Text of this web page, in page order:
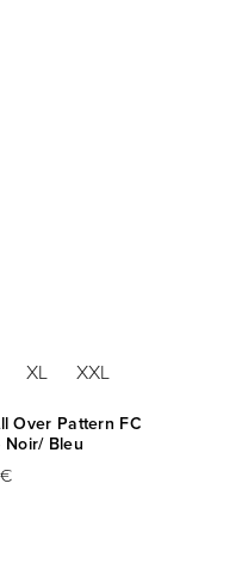
XL XXL
Over Pattern FC
Bleu